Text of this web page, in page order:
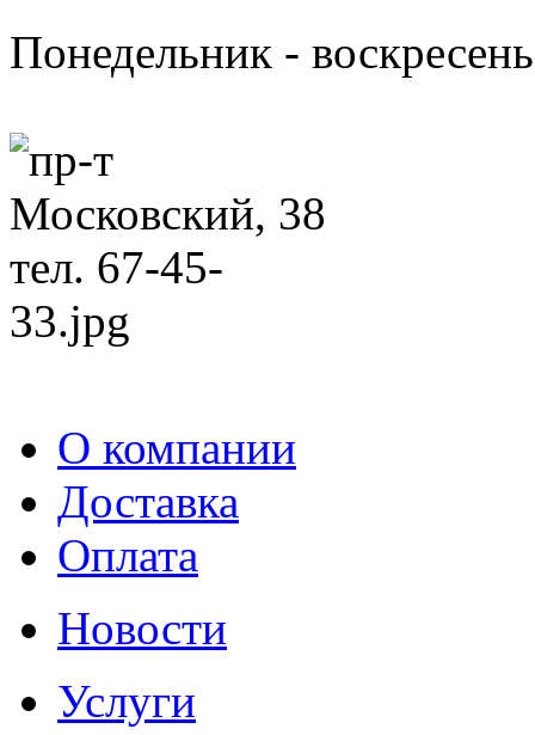
Понедельник -
О компании
Доставка
Оплата
Новости
Услуги